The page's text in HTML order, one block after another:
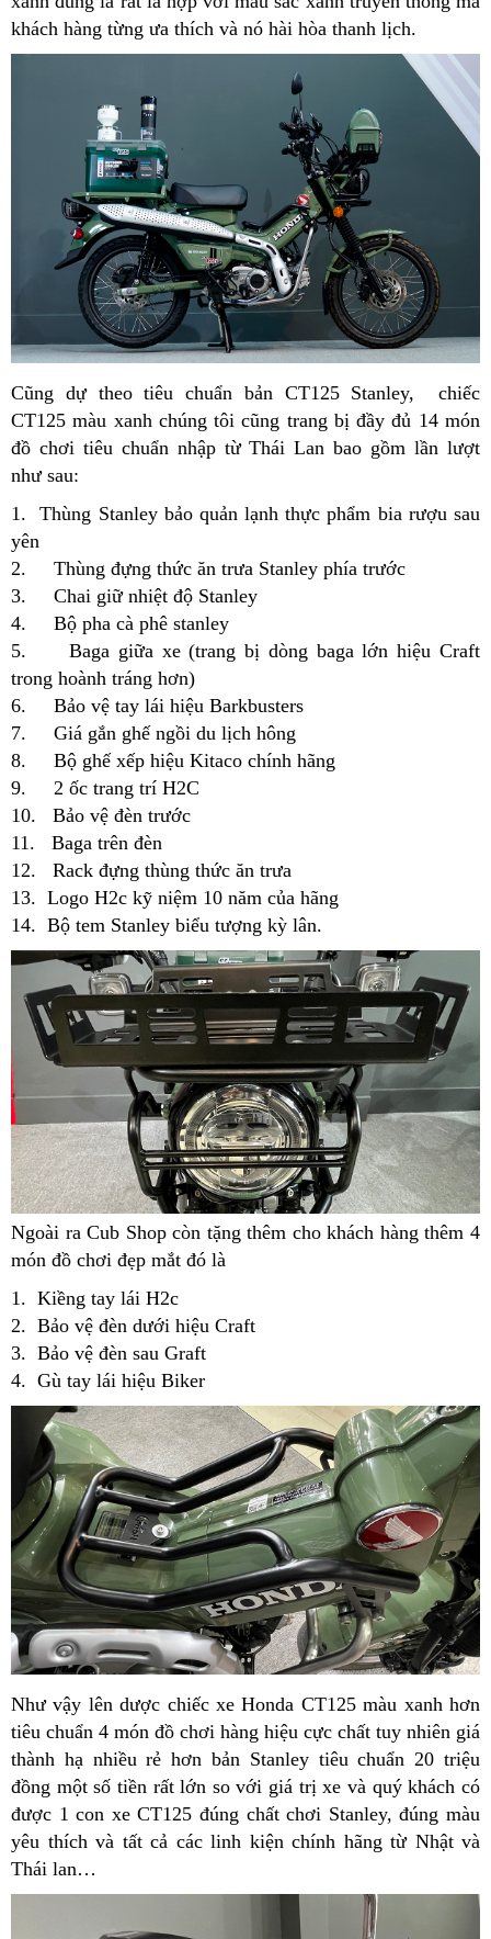
khách hàng từng ưa thích và nó hài hòa thanh lịch.
Cũng dự theo tiêu chuẩn bản CT125 Stanley, chiếc
CT125 màu xanh chúng tôi cũng trang bị đầy đủ 14 món
đồ chơi tiêu chuẩn nhập từ Thái Lan bao gồm lần lượt
như sau:
1. Thùng Stanley bảo quản lạnh thực phẩm bia rượu sau
yên
2. Thùng đựng thức ăn trưa Stanley phía trước
3. Chai giữ nhiệt độ Stanley
4. Bộ pha cà phê stanley
5. Baga giữa xe (trang bị dòng baga lớn hiệu Craft
trong hoành tráng hơn)
6. Bảo vệ tay lái hiệu Barkbusters
7. Giá gắn ghế ngồi du lịch hông
8. Bộ ghế xếp hiệu Kitaco chính hãng
9. 2 ốc trang trí H2C
10. Bảo vệ đèn trước
11. Baga trên đèn
12. Rack đựng thùng thức ăn trưa
13. Logo H2c kỹ niệm 10 năm của hãng
14. Bộ tem Stanley biểu tượng kỳ lân.
Ngoài ra Cub Shop còn tặng thêm cho khách hàng thêm 4
món đồ chơi đẹp mắt đó là
1. Kiềng tay lái H2c
2. Bảo vệ đèn dưới hiệu Craft
3. Bảo vệ đèn sau Graft
4. Gù tay lái hiệu Biker
Như vậy lên dược chiếc xe Honda CT125 màu xanh hơn
tiêu chuẩn 4 món đồ chơi hàng hiệu cực chất tuy nhiên giá
thành hạ nhiều rẻ hơn bản Stanley tiêu chuẩn 20 triệu
đồng một số tiền rất lớn so với giá trị xe và quý khách có
được 1 con xe CT125 đúng chất chơi Stanley, đúng màu
yêu thích và tất cả các linh kiện chính hãng từ Nhật và
Thái lan…